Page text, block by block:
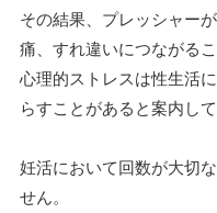
その結果、プレッシャー
痛、すれ違いにつながる
心理的ストレスは性生活
らすことがあると案内し
妊活において回数が大切
せん。